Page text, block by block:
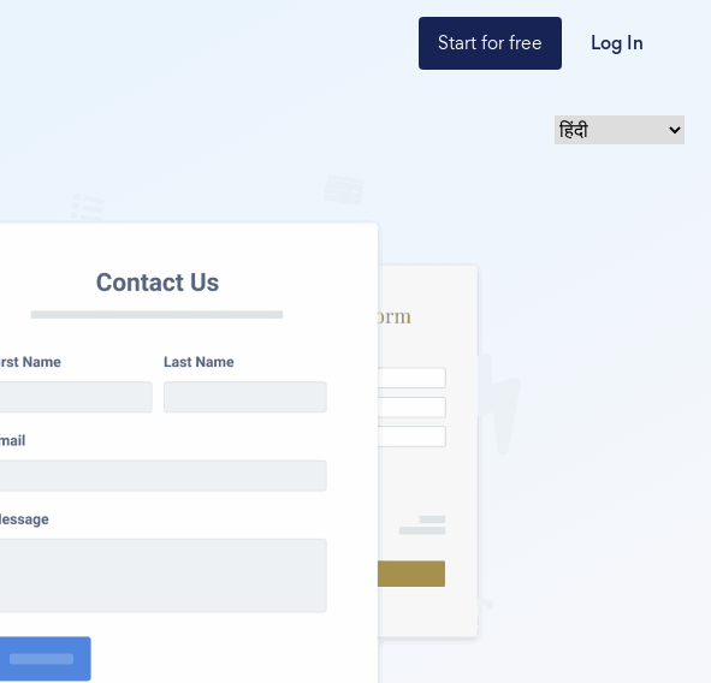
Start for free Log In